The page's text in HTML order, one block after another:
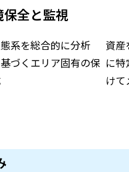
保全と監視
系を総合的に分析
づくエリア固有の保
資産
に特
けて